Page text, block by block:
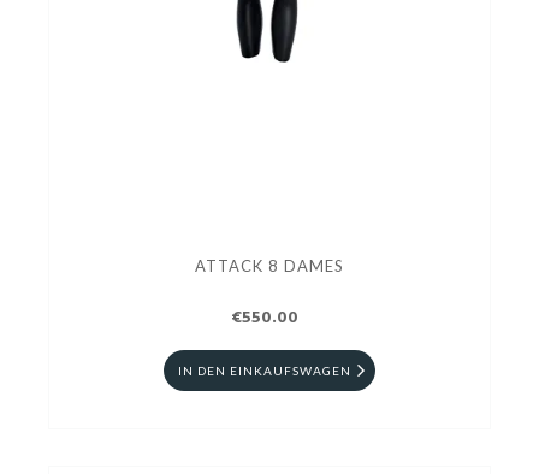
ATTACK 8 DAMES
€550.00
IN DEN EINKAUFSWAGEN